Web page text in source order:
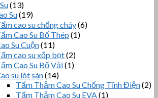
(13)
Su(19)
cao su chống cháy(6)
Cao Su Bố Thép (1)
Su Cuộn(11)
cao su xốp bọt(2)
Cao Su Bố Vải(1)
su lót sàn(14)
Tấm Thảm Cao Su Chống Tĩnh Điện(2)
Tấm Thảm Cao Su EVA(1)